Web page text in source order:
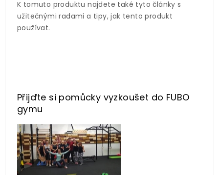
K tomuto produktu najdete také tyto články s
užitečnými radami a tipy, jak tento produkt
používat.
Přijďte si pomůcky vyzkoušet do FUBO
gymu